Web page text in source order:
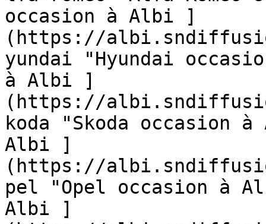
occasion à Albi ]
(https://
yundai "Hyundai
à Albi ]
(https://
koda "Skoda occasion
Albi ]
(https://
pel "Opel occasion à
Albi ]